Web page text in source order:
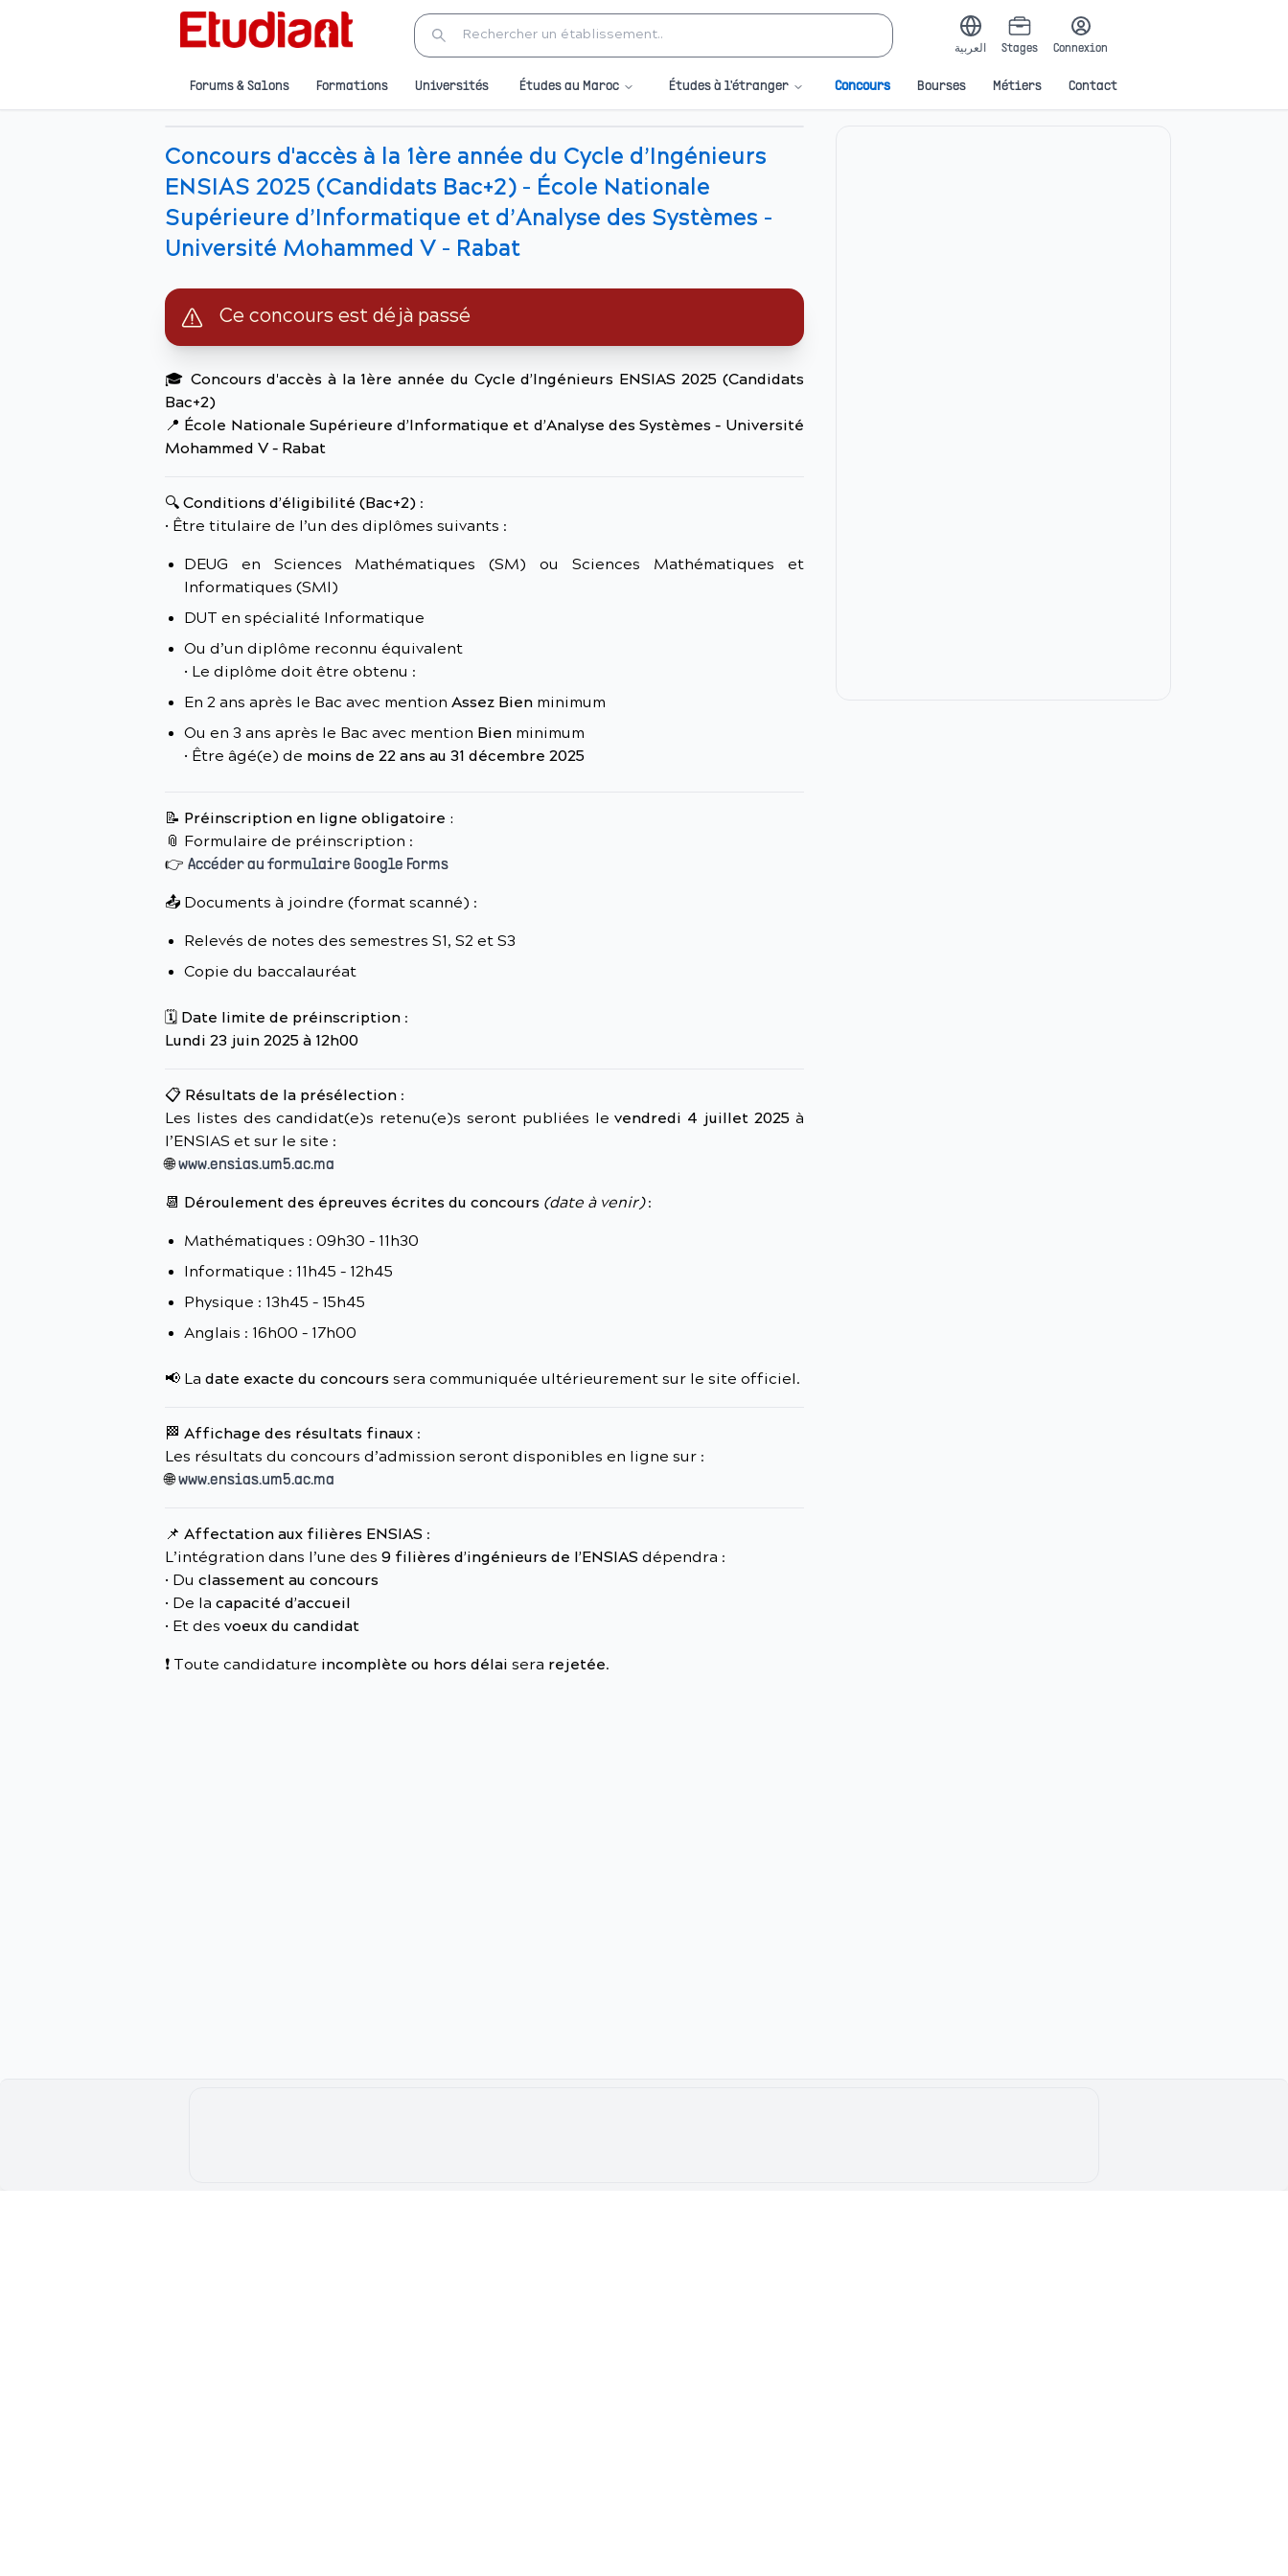
العربية Stages Connexion
Forums & Salons Formations Universités Études au Maroc Études à l'étranger Concours Bourses Métiers Contact
Concours d'accès à la 1ère année du Cycle d’Ingénieurs
ENSIAS 2025 (Candidats Bac+2) - École Nationale
Supérieure d’Informatique et d’Analyse des Systèmes –
Université Mohammed V – Rabat
Ce concours est déjà passé
🎓 Concours d'accès à la 1ère année du Cycle d’Ingénieurs ENSIAS 2025 (Candidats
Bac+2)
📍 École Nationale Supérieure d’Informatique et d’Analyse des Systèmes – Université
Mohammed V – Rabat
🔍 Conditions d’éligibilité (Bac+2) :
• Être titulaire de l’un des diplômes suivants :
DEUG en Sciences Mathématiques (SM) ou Sciences Mathématiques et
Informatiques (SMI)
DUT en spécialité Informatique
Ou d’un diplôme reconnu équivalent
• Le diplôme doit être obtenu :
En 2 ans après le Bac avec mention Assez Bien minimum
Ou en 3 ans après le Bac avec mention Bien minimum
• Être âgé(e) de moins de 22 ans au 31 décembre 2025
📝 Préinscription en ligne obligatoire :
📎 Formulaire de préinscription :
👉 Accéder au formulaire Google Forms
📤 Documents à joindre (format scanné) :
Relevés de notes des semestres S1, S2 et S3
Copie du baccalauréat
🗓️ Date limite de préinscription :
Lundi 23 juin 2025 à 12h00
📋 Résultats de la présélection :
Les listes des candidat(e)s retenu(e)s seront publiées levendredi 4 juillet 2025à
l’ENSIAS et sur le site :
🌐www.ensias.um5.ac.ma
📆 Déroulement des épreuves écrites du concours (date à venir):
Mathématiques : 09h30 – 11h30
Informatique : 11h45 – 12h45
Physique : 13h45 – 15h45
Anglais : 16h00 – 17h00
📢 La date exacte du concours sera communiquée ultérieurement sur le site officiel.
🏁 Affichage des résultats finaux :
Les résultats du concours d’admission seront disponibles en ligne sur :
🌐www.ensias.um5.ac.ma
📌 Affectation aux filières ENSIAS :
L’intégration dans l’une des 9 filières d’ingénieurs de l’ENSIAS dépendra :
• Du classement au concours
• De la capacité d’accueil
• Et des voeux du candidat
❗ Toute candidature incomplète ou hors délai sera rejetée.